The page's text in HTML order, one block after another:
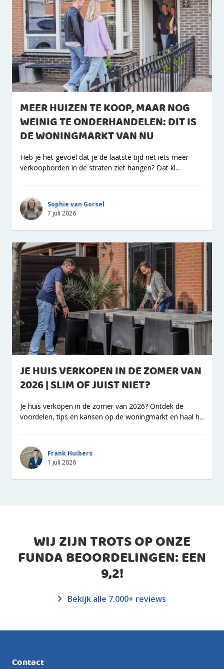
MEER HUIZEN TE KOOP, MAAR NOG
WEINIG TE ONDERHANDELEN: DIT IS
DE WONINGMARKT VAN NU
Heb je het gevoel dat je de laatste tijd net iets meer
verkoopborden in de straten ziet hangen? Dat kl...
Sophie van Gorsel
7 juli 2026
JE HUIS VERKOPEN IN DE ZOMER VAN
2026 | SLIM OF JUIST NIET?
Je huis verkopen in de zomer van 2026? Ontdek de
voordelen, tips en kansen op de woningmarkt en haal h...
Frank Huibers
1 juli 2026
WIJ ZIJN TROTS OP ONZE
FUNDA BEOORDELINGEN: EEN
9,2!
Bekijk alle 7.000+ reviews
Contact